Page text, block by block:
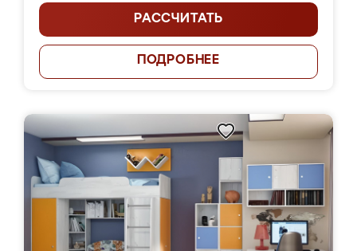
РАССЧИТАТЬ
ПОДРОБНЕЕ